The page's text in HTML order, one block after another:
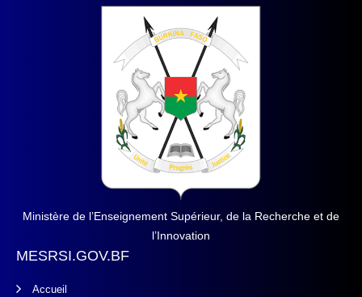
Ministère de l’Enseignement Supérieur, de la Recherche et de
l’Innovation
MESRSI.GOV.BF
Accueil